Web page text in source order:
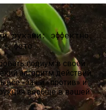
Фундамента Своими
Правильно
подиум в своей
алгоритм действий.
все «за» и «против» и
вообще в вашей